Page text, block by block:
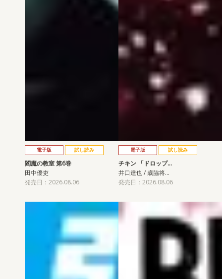
電子版 試し読み
閻魔の教室 第6巻
田中優吏
発売日：2026.08.06
電子版 試し読み
チキン 「ドロップ…
井口達也 / 歳脇将…
発売日：2026.08.06